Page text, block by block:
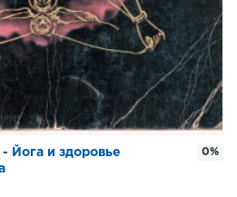
Йога и здоровье
0%